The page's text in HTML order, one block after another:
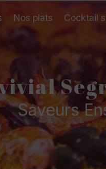
Nos plats Cocktail
Saveurs